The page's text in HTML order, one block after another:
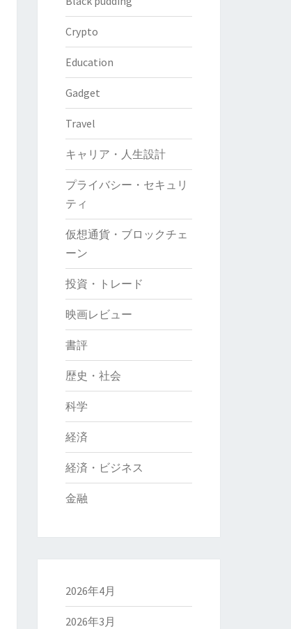
Crypto
Education
Gadget
Travel
キャリア・人生設計
プライバシー・セキュリ
ティ
仮想通貨・ブロックチェ
ーン
投資・トレード
映画レビュー
書評
歴史・社会
科学
経済
経済・ビジネス
金融
2026年4月
2026年3月